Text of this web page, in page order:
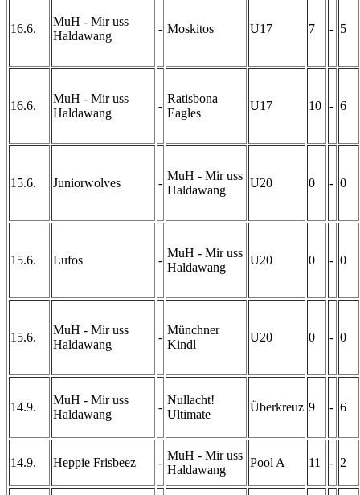
16.6.
MuH - Mir uss
Haldawang
- Moskitos U17 7 - 5
16.6.
MuH - Mir uss
Haldawang
-
Ratisbona
Eagles
U17 10 - 6
15.6. Juniorwolves -
MuH - Mir uss
Haldawang
U20 0 - 0
15.6. Lufos -
MuH - Mir uss
Haldawang
U20 0 - 0
15.6.
MuH - Mir uss
Haldawang
-
Münchner
Kindl
U20 0 - 0
14.9.
MuH - Mir uss
Haldawang
-
Nullacht!
Ultimate
Überkreuz 9 - 6
14.9. Heppie Frisbeez -
MuH - Mir uss
Haldawang
Pool A 11 - 2